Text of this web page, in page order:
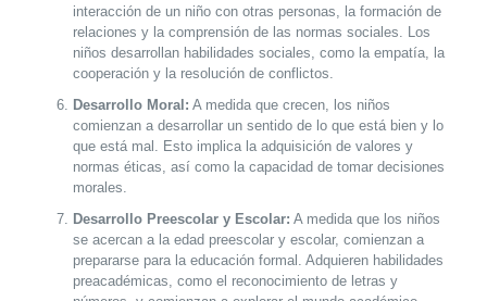
interacción de un niño con otras personas, la formación de
relaciones y la comprensión de las normas sociales. Los
niños desarrollan habilidades sociales, como la empatía, la
cooperación y la resolución de conflictos.
Desarrollo Moral: A medida que crecen, los niños
comienzan a desarrollar un sentido de lo que está bien y lo
que está mal. Esto implica la adquisición de valores y
normas éticas, así como la capacidad de tomar decisiones
morales.
Desarrollo Preescolar y Escolar: A medida que los niños
se acercan a la edad preescolar y escolar, comienzan a
prepararse para la educación formal. Adquieren habilidades
preacadémicas, como el reconocimiento de letras y